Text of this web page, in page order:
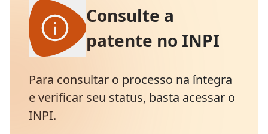
Consulte a
patente no INPI
Para consultar o processo na íntegra
e verificar seu status, basta acessar o
INPI.